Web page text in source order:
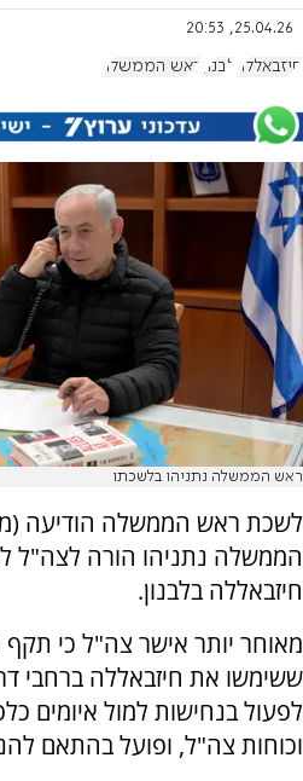
25.04.26, 20:53
חיזבאללה לבנון ראש הממשלה
ראש הממשלה נתניהו בלשכתו
לשכת ראש הממשלה הודיעה
הממשלה נתניהו הורה לצה"ל
חיזבאללה בלבנון.
מאוחר יותר אישר צה"ל כי תקף
ששימשו את חיזבאללה ברחבי
לפעול בנחישות למול איומים
וכוחות צה"ל, ופועל בהתאם